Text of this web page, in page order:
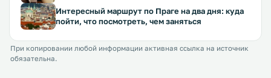
Интересный маршрут по Праге на два дня: куда
пойти, что посмотреть, чем заняться
При копировании любой информации активная ссылка на источник
обязательна.